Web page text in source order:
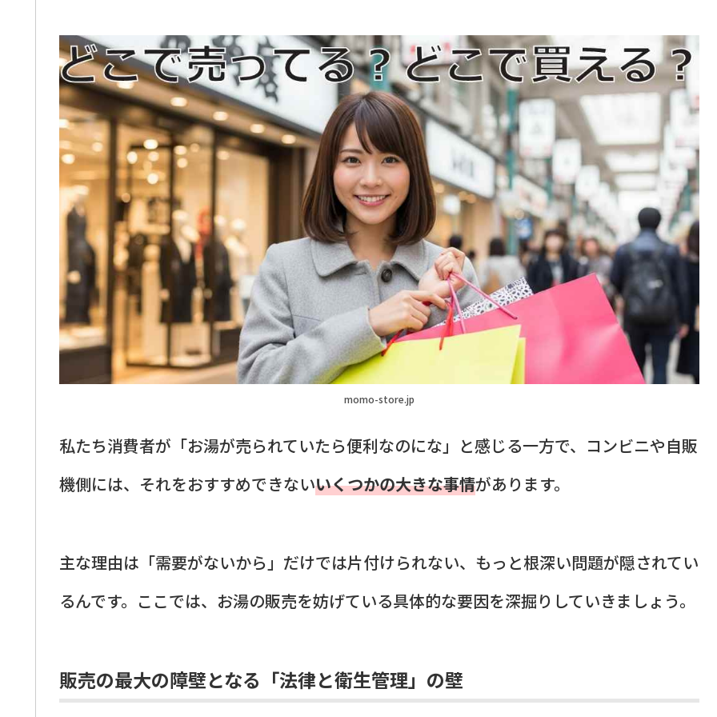
momo-store.jp
私たち消費者が「お湯が売られていたら便利なのにな」と感じる一方で、コンビニや自販
機側には、それをおすすめできないいくつかの大きな事情があります。
主な理由は「需要がないから」だけでは片付けられない、もっと根深い問題が隠されてい
るんです。ここでは、お湯の販売を妨げている具体的な要因を深掘りしていきましょう。
販売の最大の障壁となる「法律と衛生管理」の壁